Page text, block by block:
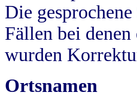
Die
Fällen bei
wurden
Ortsnamen